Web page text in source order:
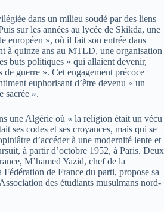
dans un milieu soudé par des liens
sur les années au lycée de Skikda, une
européen », où il fait son entrée dans
à quinze ans au MTLD, une organisation
buts politiques » qui allaient devenir,
guerre ». Cet engagement précoce
euphorisant d’être devenu « un
sacrée ».
une Algérie où « la religion était un vécu
ses codes et ses croyances, mais qui se
d’accéder à une modernité lente et
à partir d’octobre 1952, à Paris. Deux
M’hamed Yazid, chef de la
de France du parti, propose sa
des étudiants musulmans nord-